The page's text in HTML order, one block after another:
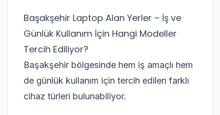
Başakşehir Laptop Alan Yerler – İş ve
Günlük Kullanım İçin Hangi Modeller
Tercih Ediliyor?
Başakşehir bölgesinde hem iş amaçlı hem
de günlük kullanım için tercih edilen farklı
cihaz türleri bulunabiliyor.